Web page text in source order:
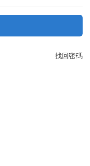
找回密碼